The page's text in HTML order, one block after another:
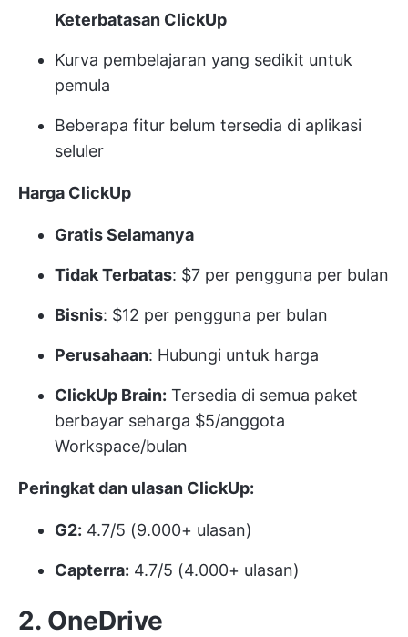
Keterbatasan ClickUp
Kurva pembelajaran yang sedikit untuk
pemula
Beberapa fitur belum tersedia di aplikasi
seluler
Harga ClickUp
Gratis Selamanya
Tidak Terbatas: $7 per pengguna per bulan
Bisnis: $12 per pengguna per bulan
Perusahaan: Hubungi untuk harga
ClickUp Brain: Tersedia di semua paket
berbayar seharga $5/anggota
Workspace/bulan
Peringkat dan ulasan ClickUp:
G2: 4.7/5 (9.000+ ulasan)
Capterra: 4.7/5 (4.000+ ulasan)
2. OneDrive